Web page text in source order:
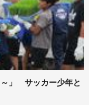
」 サッカー少年と